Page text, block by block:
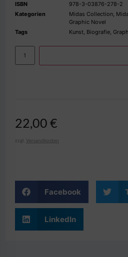
ISBN
978-3-03876-278-2
Kategorien
Midas Collection,
Graphic Novel
Tags
Kunst, Biografie,
22,00 €
zzgl. Versandkosten
Facebook
LinkedIn